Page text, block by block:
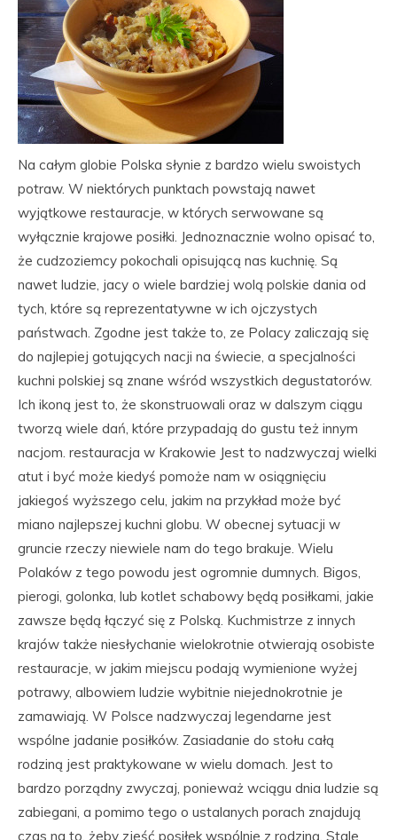
Na całym globie Polska słynie z bardzo wielu swoistych
potraw. W niektórych punktach powstają nawet
wyjątkowe restauracje, w których serwowane są
wyłącznie krajowe posiłki. Jednoznacznie wolno opisać to,
że cudzoziemcy pokochali opisującą nas kuchnię. Są
nawet ludzie, jacy o wiele bardziej wolą polskie dania od
tych, które są reprezentatywne w ich ojczystych
państwach. Zgodne jest także to, ze Polacy zaliczają się
do najlepiej gotujących nacji na świecie, a specjalności
kuchni polskiej są znane wśród wszystkich degustatorów.
Ich ikoną jest to, że skonstruowali oraz w dalszym ciągu
tworzą wiele dań, które przypadają do gustu też innym
nacjom. restauracja w Krakowie Jest to nadzwyczaj wielki
atut i być może kiedyś pomoże nam w osiągnięciu
jakiegoś wyższego celu, jakim na przykład może być
miano najlepszej kuchni globu. W obecnej sytuacji w
gruncie rzeczy niewiele nam do tego brakuje. Wielu
Polaków z tego powodu jest ogromnie dumnych. Bigos,
pierogi, golonka, lub kotlet schabowy będą posiłkami, jakie
zawsze będą łączyć się z Polską. Kuchmistrze z innych
krajów także niesłychanie wielokrotnie otwierają osobiste
restauracje, w jakim miejscu podają wymienione wyżej
potrawy, albowiem ludzie wybitnie niejednokrotnie je
zamawiają. W Polsce nadzwyczaj legendarne jest
wspólne jadanie posiłków. Zasiadanie do stołu całą
rodziną jest praktykowane w wielu domach. Jest to
bardzo porządny zwyczaj, ponieważ wciągu dnia ludzie są
zabiegani, a pomimo tego o ustalanych porach znajdują
czas na to, żeby zjeść posiłek wspólnie z rodziną. Stale